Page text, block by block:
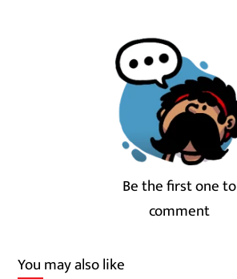
Be the first one to
comment
You may also like